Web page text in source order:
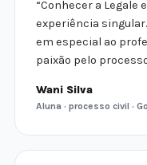
“Conhecer a Legale
experiência
em especial ao
paixão pelo
Wani Silva
Aluna · processo civil ·